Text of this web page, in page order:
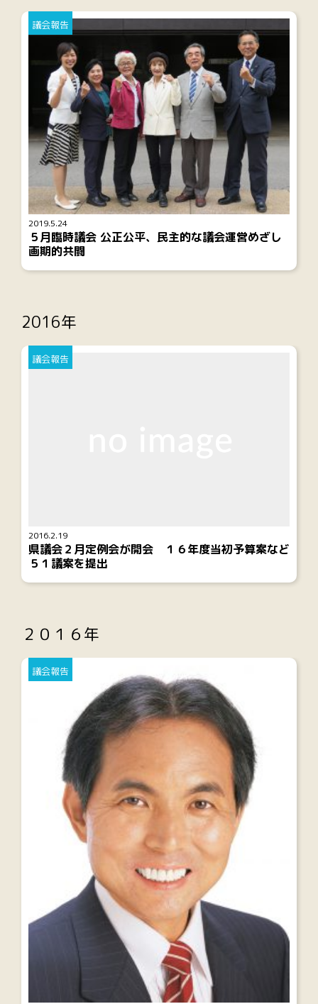
2019.5.24
議会報告
５月臨時議会 公正公平、民主的な議会運営めざし
画期的共闘
2016年
2016.2.19
議会報告
県議会２月定例会が開会 １６年度当初予算案など
５１議案を提出
２０１６年
議会報告